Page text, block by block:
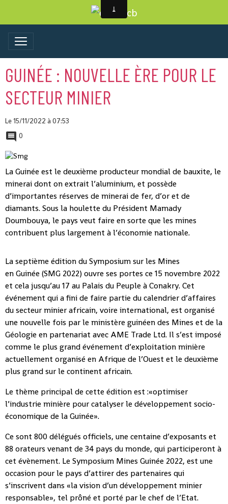
GUINÉE : NOUVELLE ÈRE POUR LE
SECTEUR MINIER
Le 15/11/2022 à 07:53
0
La Guinée est le deuxième producteur mondial de bauxite, le
minerai dont on extrait l’aluminium, et possède
d’importantes réserves de minerai de fer, d’or et de
diamants. Sous la houlette du Président Mamady
Doumbouya, le pays veut faire en sorte que les mines
contribuent plus largement à l’économie nationale.
La septième édition du Symposium sur les Mines
en Guinée (SMG 2022) ouvre ses portes ce 15 novembre 2022
et cela jusqu’au 17 au Palais du Peuple à Conakry. Cet
événement qui a fini de faire partie du calendrier d’affaires
du secteur minier africain, voire international, est organisé
une nouvelle fois par le ministère guinéen des Mines et de la
Géologie en partenariat avec AME Trade Ltd. Il s’est imposé
comme le plus grand événement d’exploitation minière
actuellement organisé en Afrique de l’Ouest et le deuxième
plus grand sur le continent africain.
Le thème principal de cette édition est :«optimiser
l’industrie minière pour catalyser le développement socio-
économique de la Guinée».
Ce sont 800 délégués officiels, une centaine d’exposants et
88 orateurs venant de 34 pays du monde, qui participeront à
cet évènement. Le Symposium Mines Guinée 2022, est une
occasion pour le pays d’attirer des partenaires qui
s’inscrivent dans «la vision d’un développement minier
responsable», tel prôné et porté par le chef de l’Etat.